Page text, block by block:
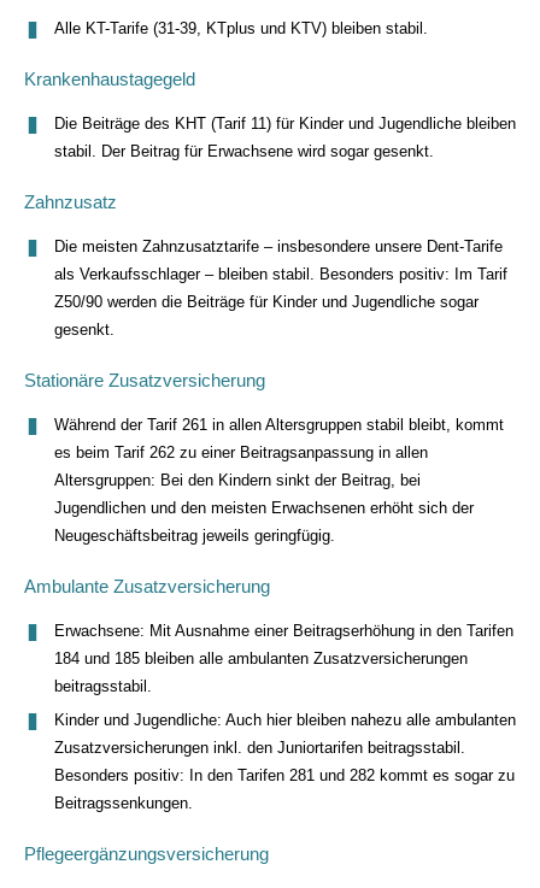
Alle KT-Tarife (31-39, KTplus und KTV) bleiben stabil.
Krankenhaustagegeld
Die Beiträge des KHT (Tarif 11) für Kinder und Jugendliche bleiben
stabil. Der Beitrag für Erwachsene wird sogar gesenkt.
Zahnzusatz
Die meisten Zahnzusatztarife – insbesondere unsere Dent-Tarife
als Verkaufsschlager – bleiben stabil. Besonders positiv: Im Tarif
Z50/90 werden die Beiträge für Kinder und Jugendliche sogar
gesenkt.
Stationäre Zusatzversicherung
Während der Tarif 261 in allen Altersgruppen stabil bleibt, kommt
es beim Tarif 262 zu einer Beitragsanpassung in allen
Altersgruppen: Bei den Kindern sinkt der Beitrag, bei
Jugendlichen und den meisten Erwachsenen erhöht sich der
Neugeschäftsbeitrag jeweils geringfügig.
Ambulante Zusatzversicherung
Erwachsene: Mit Ausnahme einer Beitragserhöhung in den Tarifen
184 und 185 bleiben alle ambulanten Zusatzversicherungen
beitragsstabil.
Kinder und Jugendliche: Auch hier bleiben nahezu alle ambulanten
Zusatzversicherungen inkl. den Juniortarifen beitragsstabil.
Besonders positiv: In den Tarifen 281 und 282 kommt es sogar zu
Beitragssenkungen.
Pflegeergänzungsversicherung